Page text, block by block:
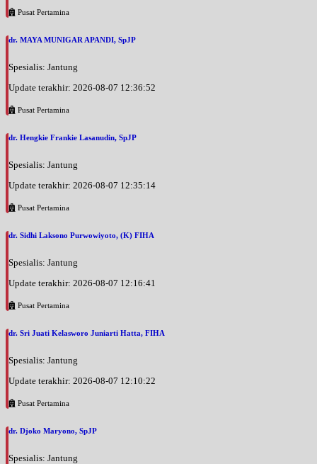
Pusat Pertamina
dr. MAYA MUNIGAR APANDI, SpJP
Spesialis: Jantung
Update terakhir: 2026-08-07 12:36:52
Pusat Pertamina
dr. Hengkie Frankie Lasanudin, SpJP
Spesialis: Jantung
Update terakhir: 2026-08-07 12:35:14
Pusat Pertamina
dr. Sidhi Laksono Purwowiyoto, (K) FIHA
Spesialis: Jantung
Update terakhir: 2026-08-07 12:16:41
Pusat Pertamina
dr. Sri Juati Kelasworo Juniarti Hatta, FIHA
Spesialis: Jantung
Update terakhir: 2026-08-07 12:10:22
Pusat Pertamina
dr. Djoko Maryono, SpJP
Spesialis: Jantung